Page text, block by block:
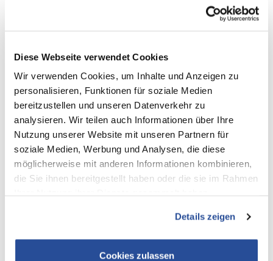
Diese Webseite verwendet Cookies
Wir verwenden Cookies, um Inhalte und Anzeigen zu
personalisieren, Funktionen für soziale Medien
bereitzustellen und unseren Datenverkehr zu
analysieren. Wir teilen auch Informationen über Ihre
Nutzung unserer Website mit unseren Partnern für
soziale Medien, Werbung und Analysen, die diese
möglicherweise mit anderen Informationen kombinieren,
die Sie ihnen bereitgestellt haben oder die sie im Rahmen
Details zeigen
Cookies zulassen
WEITERE NEWS